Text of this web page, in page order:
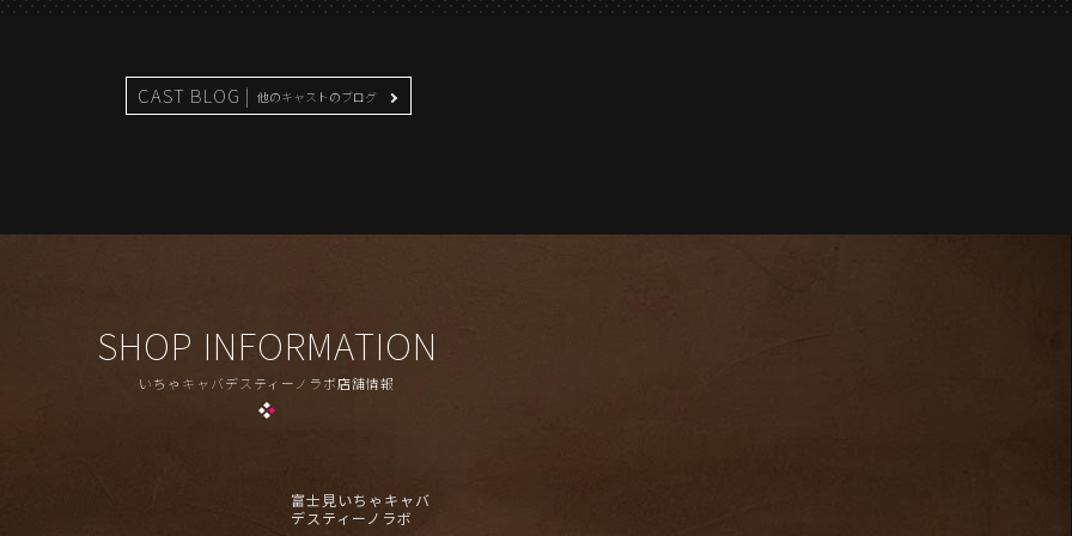
CAST BLOG | 他のキャストのブログ
SHOP INFORMATION
いちゃキャバデスティーノラボ店舗情報
富士見いちゃキャバ
デスティーノラボ